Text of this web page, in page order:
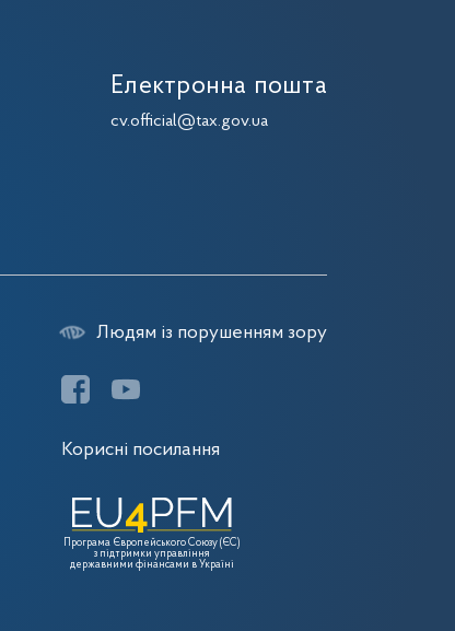
Електронна пошта
cv.official@tax.gov.ua
Людям із порушенням зору
Корисні посилання
Програма Європейського Союзу (ЄС)
з підтримки управління
державними фінансами в Україні